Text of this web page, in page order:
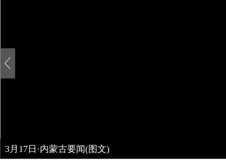
3月17日·内蒙古要闻(图文)